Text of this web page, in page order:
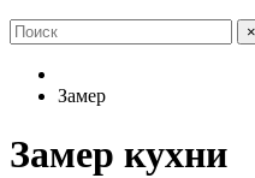
×
Замер
Замер кухни